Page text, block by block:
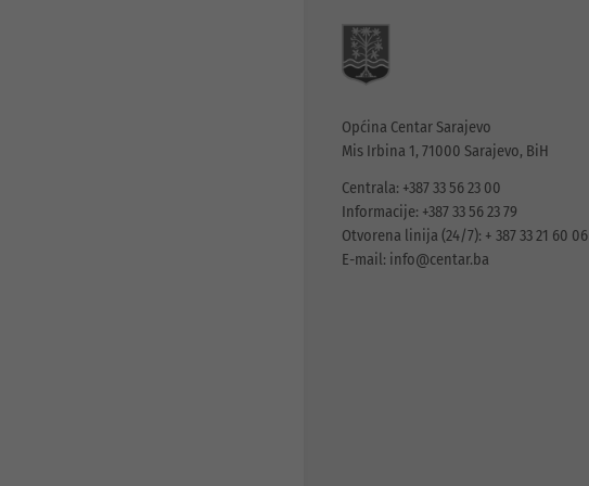
Općina Centar Sarajevo
Mis Irbina 1, 71000 Sarajevo, BiH
Centrala: +387 33 56 23 00
Informacije: +387 33 56 23 79
Otvorena linija (24/7): + 387 33 21 60 06
E-mail: info@centar.ba